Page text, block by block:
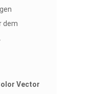
Vector